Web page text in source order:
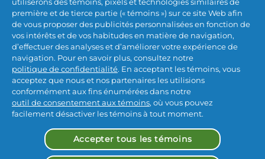
constamment évolué grâce au réseau mondial
d’experts en sciences capillaires de Pantene. Ce
qui s’est amorcé complètement par hasard il y a
plus de 70 ans est maintenant meilleur que jamais
pour rendre vos cheveux plus forts que jamais.
Une chevelure superbe tous les jours pour tous!
première et de tierce partie (« témoins ») sur ce site Web afin
de vous proposer des publicités personnalisées en fonction de
vos intérêts et de vos habitudes en matière de navigation,
d’effectuer des analyses et d’améliorer votre expérience de
navigation. Pour en savoir plus, consultez notre
politique de confidentialité. En acceptant les témoins, vous
acceptez que nous et nos partenaires les utilisions
conformément aux fins énumérées dans notre
outil de consentement aux témoins, où vous pouvez
facilement désactiver les témoins à tout moment.
Accepter tous les témoins